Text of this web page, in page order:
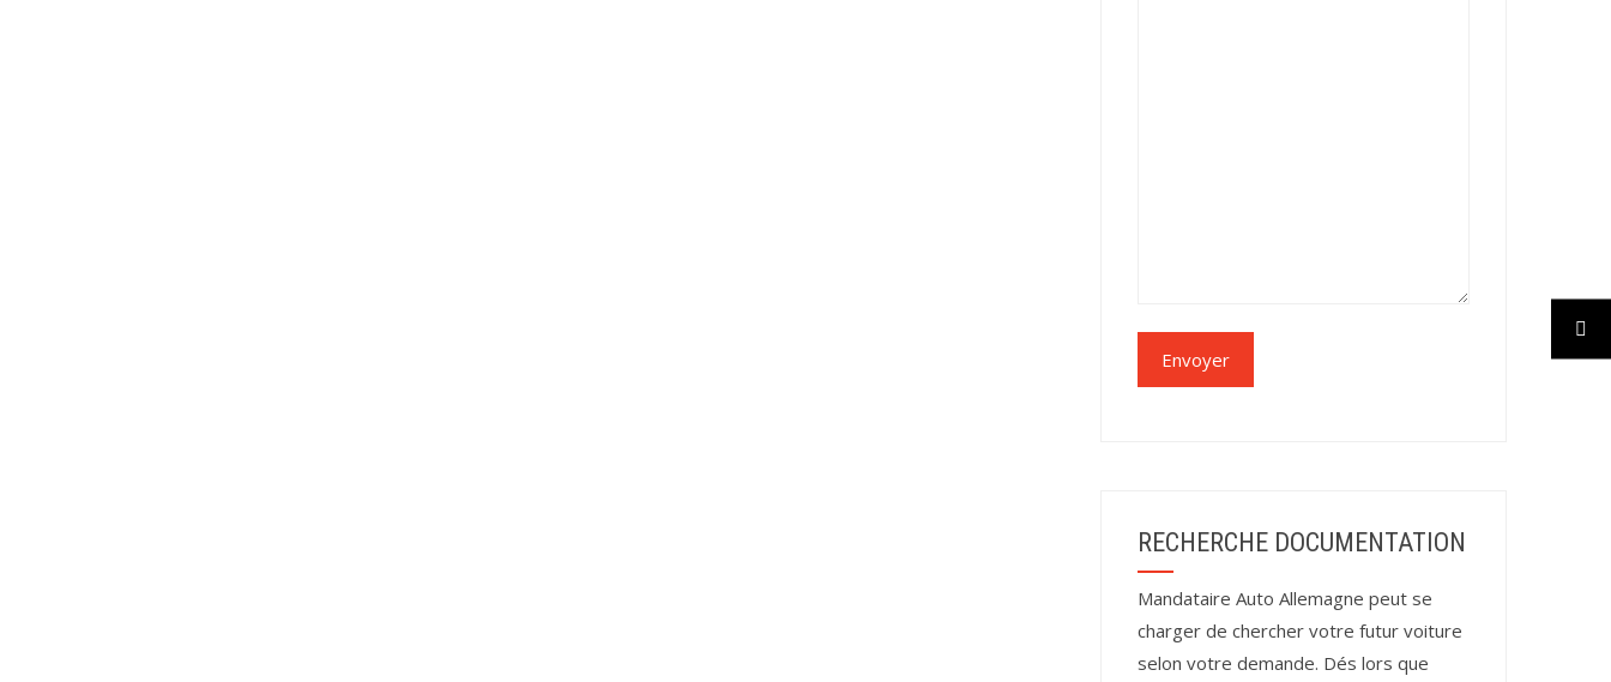
RECHERCHE DOCUMENTATION
Mandataire Auto Allemagne peut se
charger de chercher votre futur voiture
selon votre demande. Dés lors que